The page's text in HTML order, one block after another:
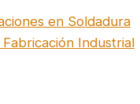
en Soldadura
Industrial